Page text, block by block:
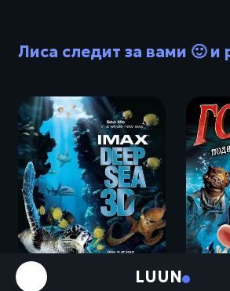
LUUN
Лиса следит за вами 🙂 и